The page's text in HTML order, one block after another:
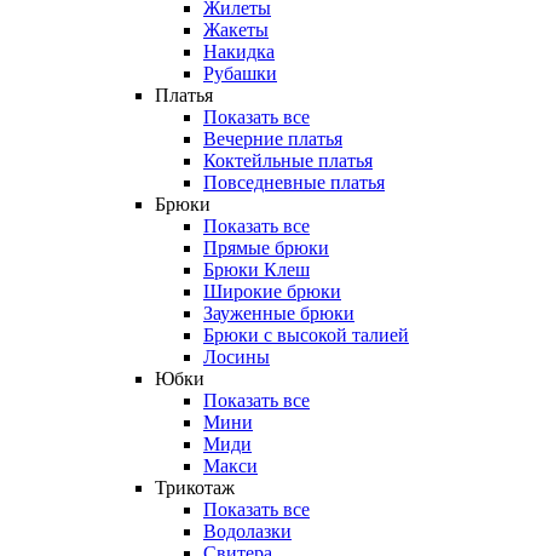
Жилеты
Жакеты
Накидка
Рубашки
Платья
Показать все
Вечерние платья
Коктейльные платья
Повседневные платья
Брюки
Показать все
Прямые брюки
Брюки Клеш
Широкие брюки
Зауженные брюки
Брюки с высокой талией
Лосины
Юбки
Показать все
Мини
Миди
Макси
Трикотаж
Показать все
Водолазки